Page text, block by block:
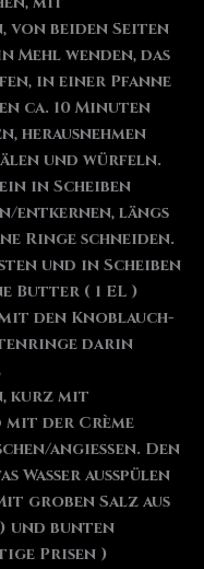
von beiden Seiten
wenden, das
in einer Pfanne
ca. 10 Minuten
herausnehmen
und würfeln.
in Scheiben
entkernen, längs
Ringe schneiden.
und in Scheiben
Butter ( 1 EL )
den Knoblauch-
darin
kurz mit
der Crème
angießen. Den
Wasser ausspülen
groben Salz aus
und bunten
Prisen )